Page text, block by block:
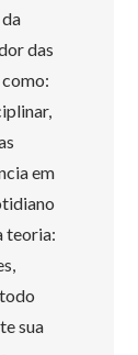
das
em
teoria:
sua